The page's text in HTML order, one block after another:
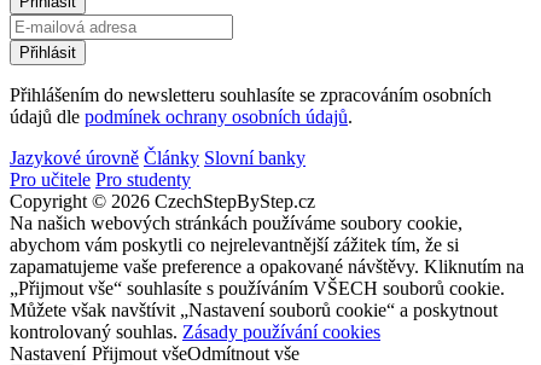
Přihlášením do newsletteru souhlasíte se zpracováním osobních
údajů dle podmínek ochrany osobních údajů.
Jazykové úrovně Články Slovní banky
Pro učitele Pro studenty
Copyright © 2026 CzechStepByStep.cz
Na našich webových stránkách používáme soubory cookie,
abychom vám poskytli co nejrelevantnější zážitek tím, že si
zapamatujeme vaše preference a opakované návštěvy. Kliknutím na
„Přijmout vše“ souhlasíte s používáním VŠECH souborů cookie.
Můžete však navštívit „Nastavení souborů cookie“ a poskytnout
kontrolovaný souhlas. Zásady používání cookies
Nastavení Přijmout všeOdmítnout vše